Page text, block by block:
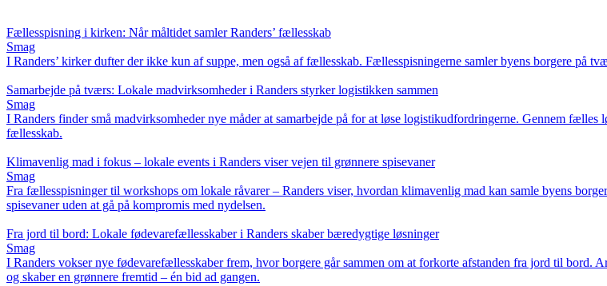
Fællesspisning i kirken: Når måltidet samler Randers’ fællesskab
Smag
I Randers’ kirker dufter der ikke kun af suppe, men også af fællesskab. Fællesspisningerne samler byens borgere på
Samarbejde på tværs: Lokale madvirksomheder i Randers styrker logistikken sammen
Smag
I Randers finder små madvirksomheder nye måder at samarbejde på for at løse logistikudfordringerne. Gennem
fællesskab.
Klimavenlig mad i fokus – lokale events i Randers viser vejen til grønnere spisevaner
Smag
Fra fællesspisninger til workshops om lokale råvarer – Randers viser, hvordan klimavenlig mad kan samle byens
spisevaner uden at gå på kompromis med nydelsen.
Fra jord til bord: Lokale fødevarefællesskaber i Randers skaber bæredygtige løsninger
Smag
I Randers vokser nye fødevarefællesskaber frem, hvor borgere går sammen om at forkorte afstanden fra jord til
og skaber en grønnere fremtid – én bid ad gangen.